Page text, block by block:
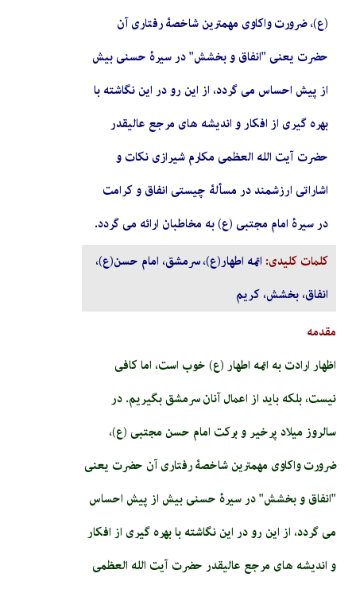
(ع)، ضرورت واکاوی مهمترین شاخصۀ رفتاری آن
حضرت یعنی "انفاق و بخشش" در سیرۀ حسنی بیش
از پیش احساس می گردد، از این رو در این نگاشته با
بهره گیری از افکار و اندیشه های مرجع عالیقدر
حضرت آیت الله العظمی مکارم شیرازی نکات و
اشاراتی ارزشمند در مسألۀ چیستی انفاق و کرامت
در سیرۀ امام مجتبی (ع) به مخاطبان ارائه می گردد.
کلمات کلیدی: ائمه اطهار(ع)، سرمشق، امام حسن(ع)،
انفاق، بخشش، کریم
مقدمه
اظهار ارادت به ائمه اطهار (ع) خوب است، اما کافی
نیست، بلکه باید از اعمال آنان سرمشق بگیریم. در
سالروز میلاد پرخیر و برکت امام حسن مجتبی (ع)،
ضرورت واکاوی مهمترین شاخصۀ رفتاری آن حضرت یعنی
"انفاق و بخشش" در سیرۀ حسنی بیش از پیش احساس
می گردد، از این رو در این نگاشته با بهره گیری از افکار
و اندیشه های مرجع عالیقدر حضرت آیت الله العظمی